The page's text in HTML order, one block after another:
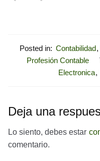
Posted in: Contabilidad,
Profesión Contable
Electronica,
Deja una
Lo siento, debes estar
comentario.